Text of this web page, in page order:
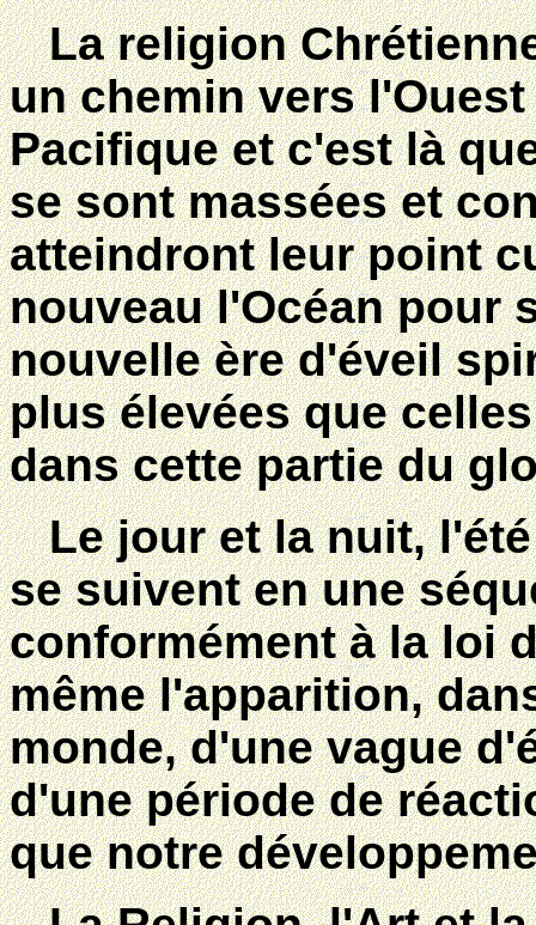
La religion
un chemin vers
Pacifique et c'est là
se sont massées et
atteindront leur point
nouveau l'Océan pour
nouvelle ère d'éveil
plus élevées que
dans cette partie du
Le jour et la nuit, l'été
se suivent en une
conformément à la loi
même l'apparition,
monde, d'une vague
d'une période de
que notre